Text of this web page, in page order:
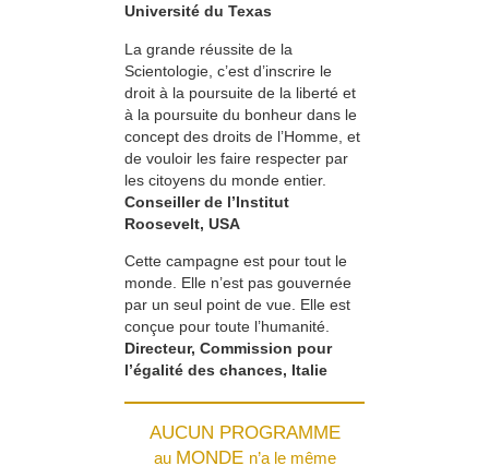
Université du Texas
La grande réussite de la
Scientologie, c’est d’inscrire le
droit à la poursuite de la liberté et
à la poursuite du bonheur dans le
concept des droits de l’Homme, et
de vouloir les faire respecter par
les citoyens du monde entier.
Conseiller de l’Institut
Roosevelt, USA
Cette campagne est pour tout le
monde. Elle n’est pas gouvernée
par un seul point de vue. Elle est
conçue pour toute l’humanité.
Directeur, Commission pour
l’égalité des chances, Italie
AUCUN PROGRAMME
au MONDE n’a le même